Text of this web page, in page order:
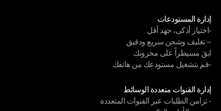
إدارة المستودعات
إدارة المستودعات
-اختيار أذكى، جهد أقل
-اختيار أذكى، جهد أقل
– تغليف وشحن سريع ودقيق
– تغليف وشحن سريع ودقيق
ابقَ مسيطراً على مخزونك
ابقَ مسيطراً على مخزونك
-قم بتشغيل مستودعك من هاتفك
إدارة القنوات متعددة الوسائط
إدارة القنوات متعددة الوسائط
- تزامن الطلبات عبر القنوات المتعددة